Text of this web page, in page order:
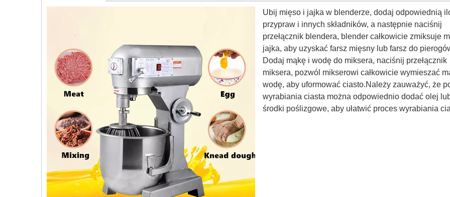
Ubij mięso i jajka w blenderze, dodaj odpowiednią
przypraw i innych składników, a następnie naciśnij
przełącznik blendera, blender całkowicie zmiksuje
jajka, aby uzyskać farsz mięsny lub farsz do
Dodaj mąkę i wodę do miksera, naciśnij przełącznik
miksera, pozwól mikserowi całkowicie wymieszać
wodę, aby uformować ciasto.Należy zauważyć, że
wyrabiania ciasta można odpowiednio dodać olej
środki poślizgowe, aby ułatwić proces wyrabiania